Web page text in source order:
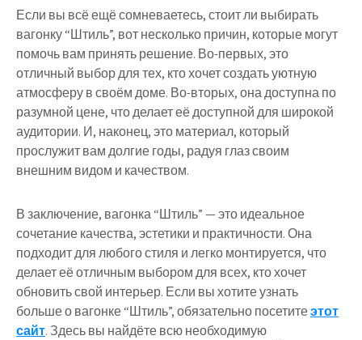
Если вы всё ещё сомневаетесь, стоит ли выбирать
вагонку “Штиль”, вот несколько причин, которые могут
помочь вам принять решение. Во-первых, это
отличный выбор для тех, кто хочет создать уютную
атмосферу в своём доме. Во-вторых, она доступна по
разумной цене, что делает её доступной для широкой
аудитории. И, наконец, это материал, который
прослужит вам долгие годы, радуя глаз своим
внешним видом и качеством.
В заключение, вагонка “Штиль” — это идеальное
сочетание качества, эстетики и практичности. Она
подходит для любого стиля и легко монтируется, что
делает её отличным выбором для всех, кто хочет
обновить свой интерьер. Если вы хотите узнать
больше о вагонке “Штиль”, обязательно посетитеэтот
сайт. Здесь вы найдёте всю необходимую